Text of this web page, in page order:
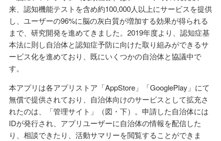
来、認知機能テストを含め約100,000人以上にサービスを提供
し、ユーザーの96%に脳の灰白質が増加する効果が得られる
まで、研究開発を進めてきました。2019年度より、認知症基
本法に則し自治体と認知症予防に向けた取り組みができるサ
ービス化を進めており、既にいくつかの自治体と協議中で
す。
本アプリは各アプリストア「AppStore」「GooglePlay」にて
無償で提供されており、自治体向けのサービスとして拡充さ
れたのは、「管理サイト」（図・下）。申請した自治体には
IDが発行され、アプリユーザーに自治体の情報を配信した
り、相談できたり、活動サマリーを閲覧することができま